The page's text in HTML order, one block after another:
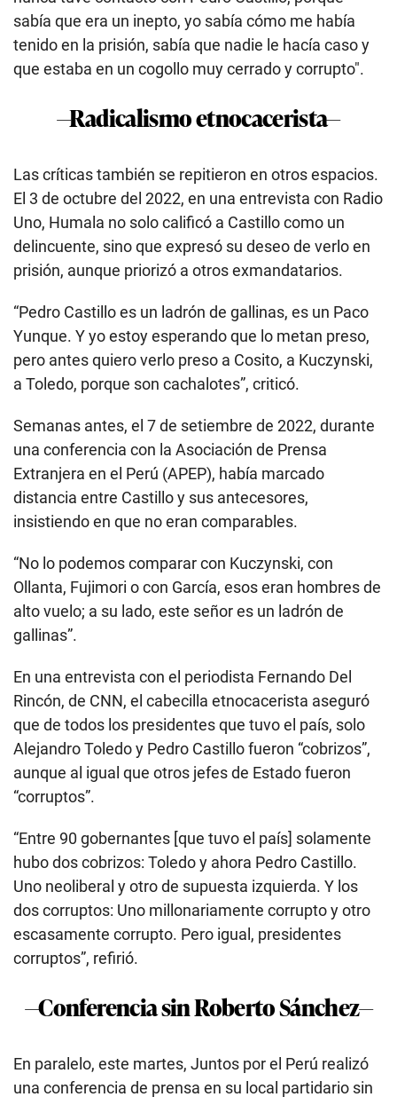
sabía que era un inepto, yo sabía cómo me había
tenido en la prisión, sabía que nadie le hacía caso y
que estaba en un cogollo muy cerrado y corrupto".
—Radicalismo etnocacerista—
Las críticas también se repitieron en otros espacios.
El 3 de octubre del 2022, en una entrevista con Radio
Uno, Humala no solo calificó a Castillo como un
delincuente, sino que expresó su deseo de verlo en
prisión, aunque priorizó a otros exmandatarios.
“Pedro Castillo es un ladrón de gallinas, es un Paco
Yunque. Y yo estoy esperando que lo metan preso,
pero antes quiero verlo preso a Cosito, a Kuczynski,
a Toledo, porque son cachalotes”, criticó.
Semanas antes, el 7 de setiembre de 2022, durante
una conferencia con la Asociación de Prensa
Extranjera en el Perú (APEP), había marcado
distancia entre Castillo y sus antecesores,
insistiendo en que no eran comparables.
“No lo podemos comparar con Kuczynski, con
Ollanta, Fujimori o con García, esos eran hombres de
alto vuelo; a su lado, este señor es un ladrón de
gallinas”.
En una entrevista con el periodista Fernando Del
Rincón, de CNN, el cabecilla etnocacerista aseguró
que de todos los presidentes que tuvo el país, solo
Alejandro Toledo y Pedro Castillo fueron “cobrizos”,
aunque al igual que otros jefes de Estado fueron
“corruptos”.
“Entre 90 gobernantes [que tuvo el país] solamente
hubo dos cobrizos: Toledo y ahora Pedro Castillo.
Uno neoliberal y otro de supuesta izquierda. Y los
dos corruptos: Uno millonariamente corrupto y otro
escasamente corrupto. Pero igual, presidentes
corruptos”, refirió.
—Conferencia sin Roberto Sánchez—
En paralelo, este martes, Juntos por el Perú realizó
una conferencia de prensa en su local partidario sin